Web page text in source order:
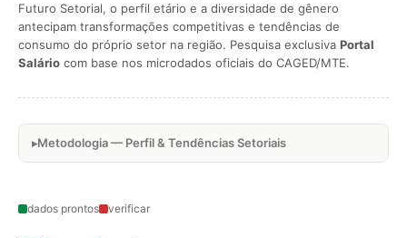
Futuro Setorial, o perfil etário e a diversidade de gênero
antecipam transformações competitivas e tendências de
consumo do próprio setor na região. Pesquisa exclusiva Portal
Salário com base nos microdados oficiais do CAGED/MTE.
Metodologia — Perfil & Tendências Setoriais
dados prontos verificar